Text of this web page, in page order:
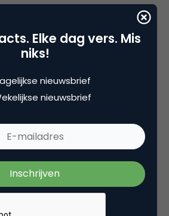
toen je je uitslag kreeg bij
volgende stap misschien nog
naar de praktijk.’
marketingproces mijzelf en
om de connectie met strategie
Elke dag vers. Mis
niks!
nieuwsbrief
nieuwsbrief